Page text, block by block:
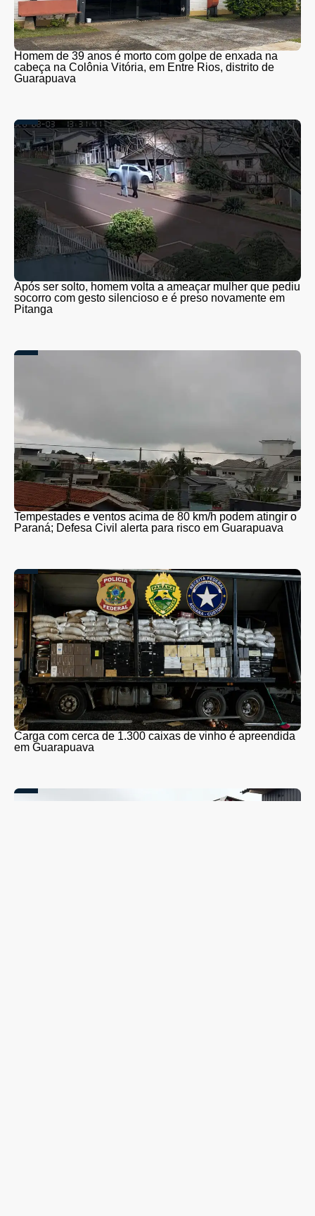
Homem de 39 anos é morto com golpe de enxada na
cabeça na Colônia Vitória, em Entre Rios, distrito de
Guarapuava
Após ser solto, homem volta a ameaçar mulher que pediu
socorro com gesto silencioso e é preso novamente em
Pitanga
Tempestades e ventos acima de 80 km/h podem atingir o
Paraná; Defesa Civil alerta para risco em Guarapuava
Carga com cerca de 1.300 caixas de vinho é apreendida
em Guarapuava